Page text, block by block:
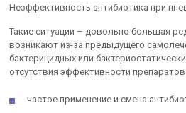
Неэффективность антибиотика при
Такие ситуации – довольно большая
возникают из-за предыдущего
бактерицидных или
отсутствия эффективности
частое применение и смена